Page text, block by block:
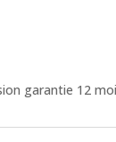
garantie 12